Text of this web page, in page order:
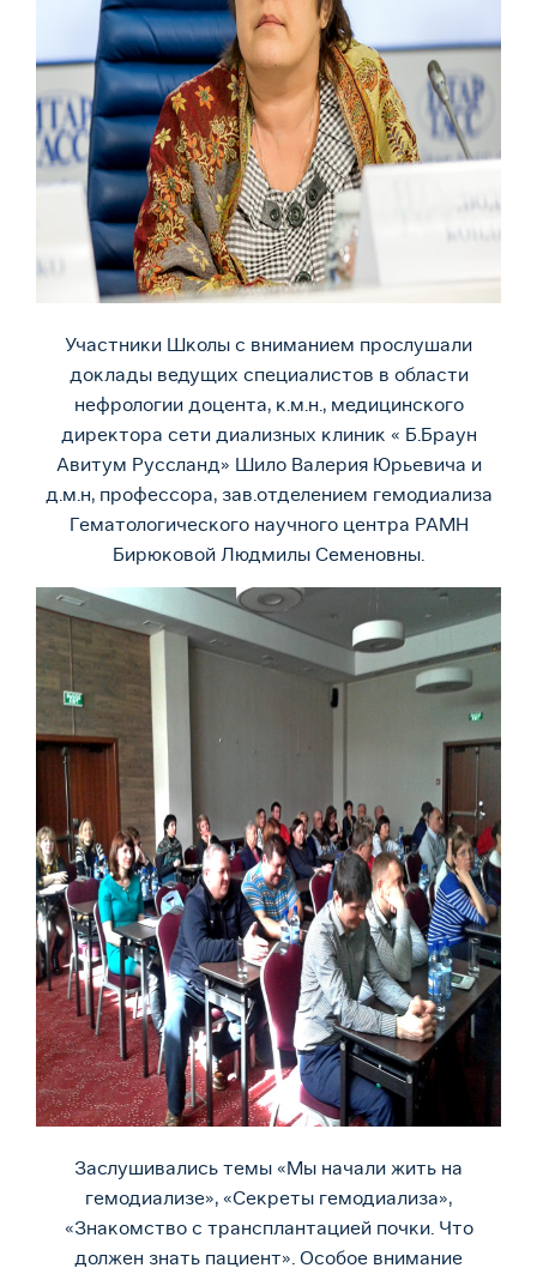
Участники Школы с вниманием прослушали
доклады ведущих специалистов в области
нефрологии доцента, к.м.н., медицинского
директора сети диализных клиник « Б.Браун
Авитум Руссланд» Шило Валерия Юрьевича и
д.м.н, профессора, зав.отделением гемодиализа
Гематологического научного центра РАМН
Бирюковой Людмилы Семеновны.
Заслушивались темы «Мы начали жить на
гемодиализе», «Секреты гемодиализа»,
«Знакомство с трансплантацией почки. Что
должен знать пациент». Особое внимание